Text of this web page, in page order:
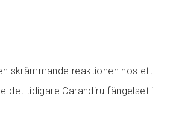
skrämmande reaktionen hos ett
det tidigare Carandiru-fängelset i